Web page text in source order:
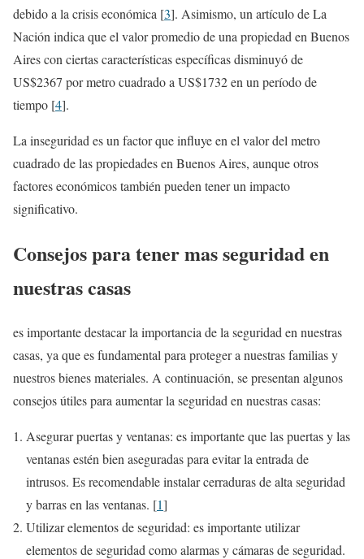
debido a la crisis económica [3]. Asimismo, un artículo de La
Nación indica que el valor promedio de una propiedad en Buenos
Aires con ciertas características específicas disminuyó de
US$2367 por metro cuadrado a US$1732 en un período de
tiempo [4].
La inseguridad es un factor que influye en el valor del metro
cuadrado de las propiedades en Buenos Aires, aunque otros
factores económicos también pueden tener un impacto
significativo.
Consejos para tener mas seguridad en
nuestras casas
es importante destacar la importancia de la seguridad en nuestras
casas, ya que es fundamental para proteger a nuestras familias y
nuestros bienes materiales. A continuación, se presentan algunos
consejos útiles para aumentar la seguridad en nuestras casas:
Asegurar puertas y ventanas: es importante que las puertas y las
ventanas estén bien aseguradas para evitar la entrada de
intrusos. Es recomendable instalar cerraduras de alta seguridad
y barras en las ventanas. [1]
Utilizar elementos de seguridad: es importante utilizar
elementos de seguridad como alarmas y cámaras de seguridad.